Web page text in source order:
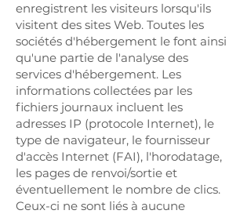
enregistrent les visiteurs lorsqu'ils
visitent des sites Web. Toutes les
sociétés d'hébergement le font ainsi
qu'une partie de l'analyse des
services d'hébergement. Les
informations collectées par les
fichiers journaux incluent les
adresses IP (protocole Internet), le
type de navigateur, le fournisseur
d'accès Internet (FAI), l'horodatage,
les pages de renvoi/sortie et
éventuellement le nombre de clics.
Ceux-ci ne sont liés à aucune